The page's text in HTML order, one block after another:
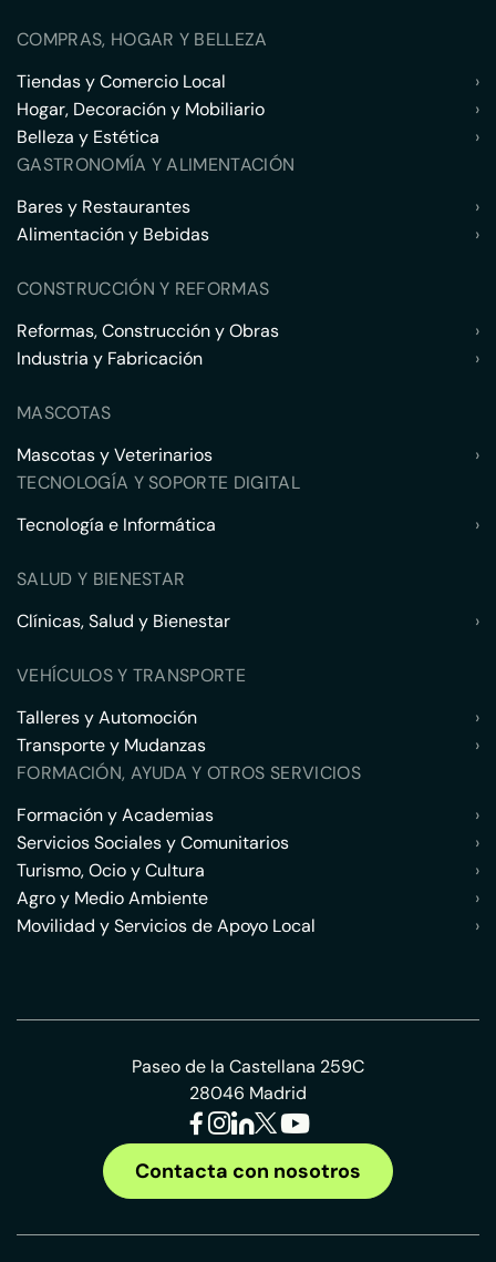
COMPRAS, HOGAR Y BELLEZA
Tiendas y Comercio Local
›
Hogar, Decoración y Mobiliario
›
Belleza y Estética
›
GASTRONOMÍA Y ALIMENTACIÓN
Bares y Restaurantes
›
Alimentación y Bebidas
›
CONSTRUCCIÓN Y REFORMAS
Reformas, Construcción y Obras
›
Industria y Fabricación
›
MASCOTAS
Mascotas y Veterinarios
›
TECNOLOGÍA Y SOPORTE DIGITAL
Tecnología e Informática
›
SALUD Y BIENESTAR
Clínicas, Salud y Bienestar
›
VEHÍCULOS Y TRANSPORTE
Talleres y Automoción
›
Transporte y Mudanzas
›
FORMACIÓN, AYUDA Y OTROS SERVICIOS
Formación y Academias
›
Servicios Sociales y Comunitarios
›
Turismo, Ocio y Cultura
›
Agro y Medio Ambiente
›
Movilidad y Servicios de Apoyo Local
›
Paseo de la Castellana 259C
28046 Madrid
Contacta con nosotros